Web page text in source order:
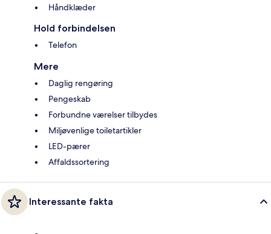
Håndklæder
Hold forbindelsen
Telefon
Mere
Daglig rengøring
Pengeskab
Forbundne værelser tilbydes
Miljøvenlige toiletartikler
LED-pærer
Affaldssortering
Interessante fakta